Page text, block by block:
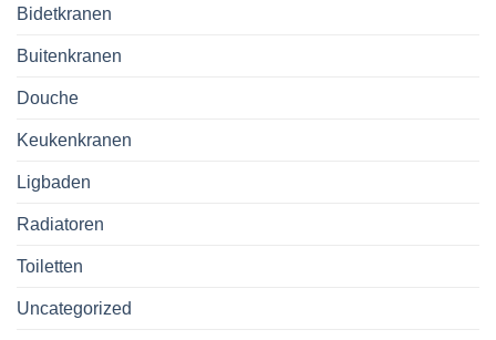
Bidetkranen
Buitenkranen
Douche
Keukenkranen
Ligbaden
Radiatoren
Toiletten
Uncategorized